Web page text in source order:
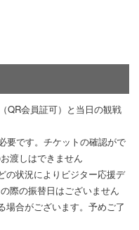
QR会員証可）と当日の観戦
要です。チケットの確認がで
渡しはできません
の状況によりビジター応援デ
際の振替日はございません
場合がございます。予めご了